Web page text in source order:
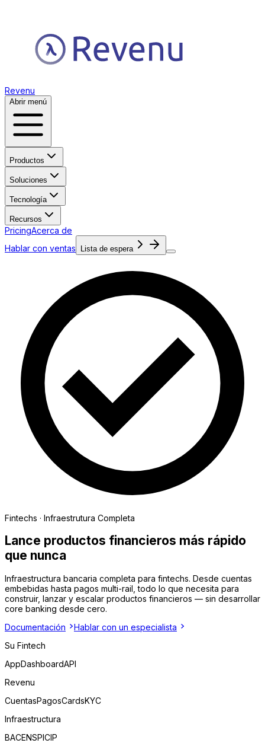
Revenu
Abrir menú
Productos
Soluciones
Tecnología
Recursos
PricingAcerca de
Hablar con ventas
Lista de espera
Fintechs · Infraestrutura Completa
Lance productos financieros más rápido
que nunca
Infraestructura bancaria completa para fintechs. Desde cuentas
embebidas hasta pagos multi-rail, todo lo que necesita para
construir, lanzar y escalar productos financieros — sin desarrollar
core banking desde cero.
Documentación
Hablar con un especialista
Su Fintech
AppDashboardAPI
Revenu
CuentasPagosCardsKYC
Infraestructura
BACENSPICIP